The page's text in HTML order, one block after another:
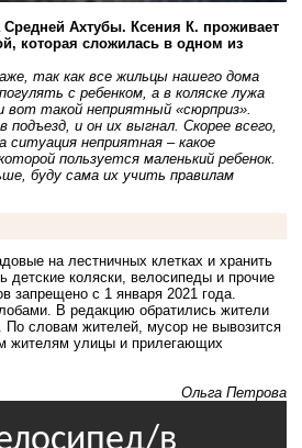
Ахтубы. Ксения К. проживает
которая сложилась в одном из
так как все жильцы нашего дома
с ребенком, а в коляске лужа
такой неприятный «сюрприз».
и он их выгнал. Скорее всего,
неприятная – какое
пользуется маленький ребенок.
буду сама их учить правилам
на лестничных клетках и хранить
коляски, велосипеды и прочие
запрещено с 1 января 2021 года.
В редакцию обратились жители
По словам жителей, мусор не вывозится
жителям улицы и прилегающих
Ольга Петрова